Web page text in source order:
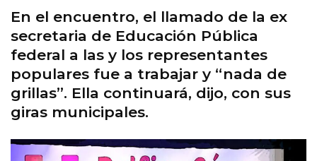
En el encuentro, el llamado de la ex
secretaria de Educación Pública
federal a las y los representantes
populares fue a trabajar y “nada de
grillas”. Ella continuará, dijo, con sus
giras municipales.